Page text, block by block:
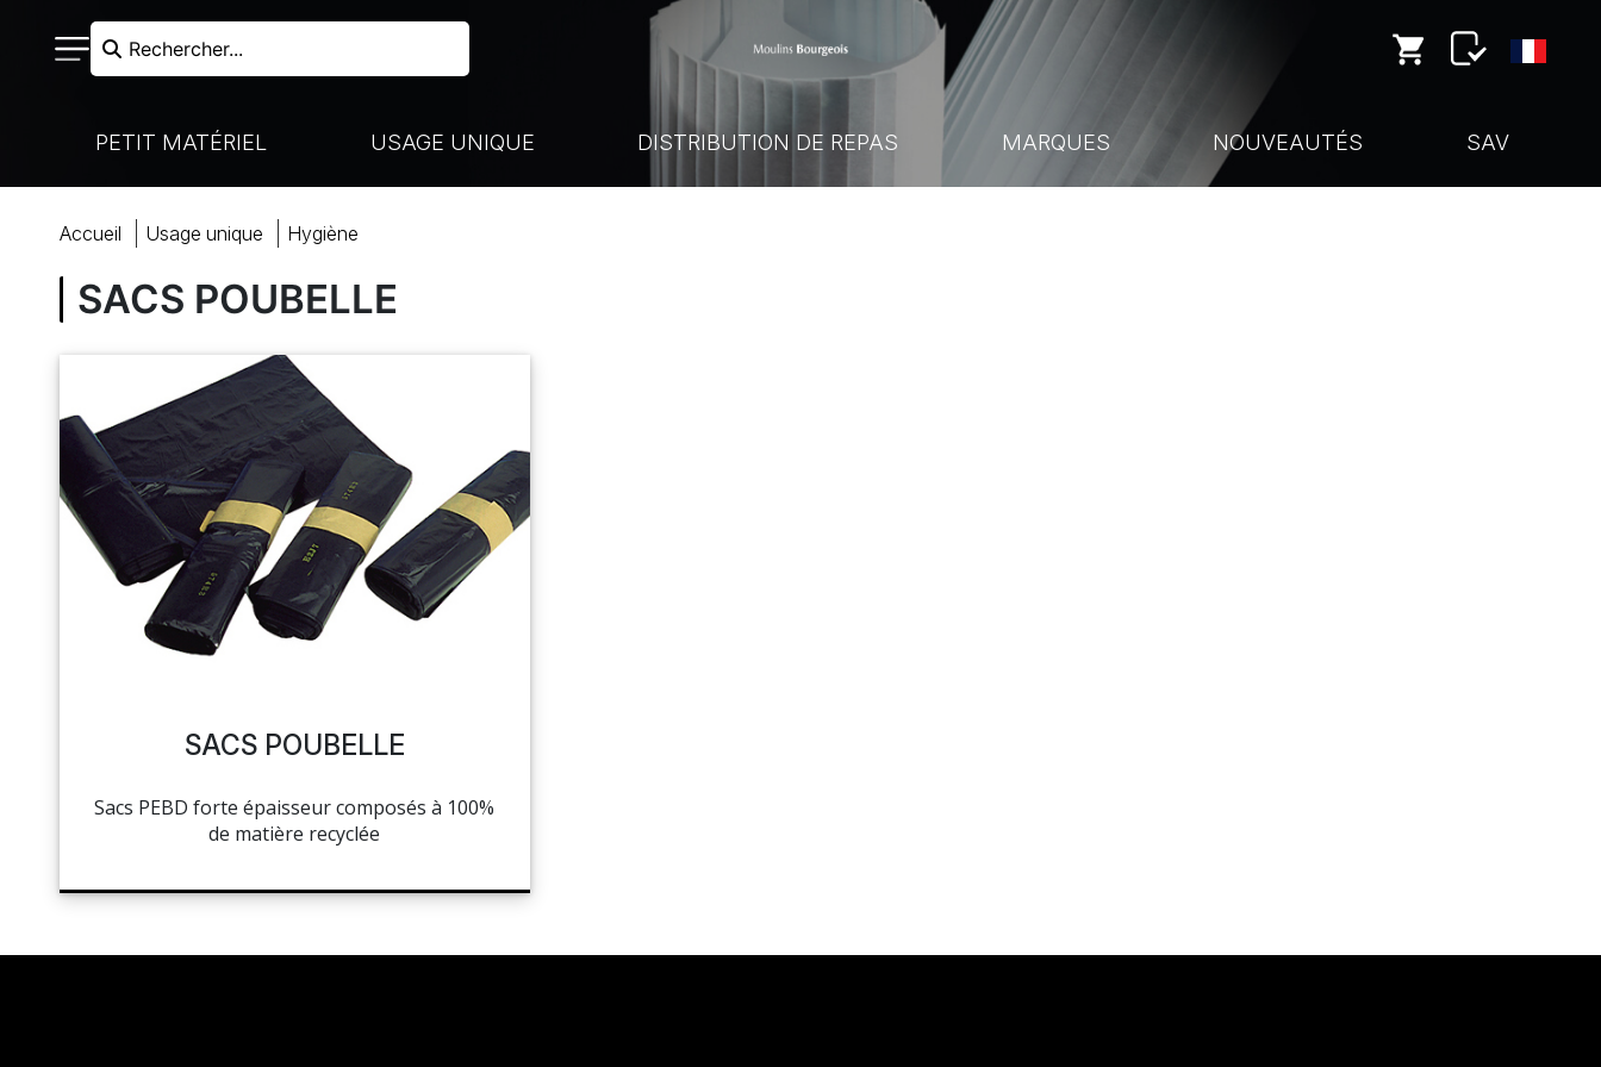
CUISSON
PRÉPARATION
BOULANGERIE
PÂTISSERIE
SUCRE ET GLACE
ET MANUTENTION
HYGIÈNE ET ENTRETIEN
LIBRAIRIE
À USAGE UNIQUE
BOULANGERIE-PÂTISSERIE
COCKTAILS ET BUFFETS
NAPPAGE ET SERVIETTES
CUISSON ET PRÉPARATION
FROIDE - LIAISON CHAUDE
NOS MARQUES
Rechercher...
PETIT MATÉRIEL USAGE UNIQUE DISTRIBUTION DE REPAS MARQUES NOUVEAUTÉS SAV
RECHERCHER
MON COMPTE
MES LISTES
RÉSEAUX SOCIAUX
accueil usage unique hygiène
SACS POUBELLE
SACS POUBELLE
Sacs PEBD forte épaisseur composés à 100%
de matière recyclée